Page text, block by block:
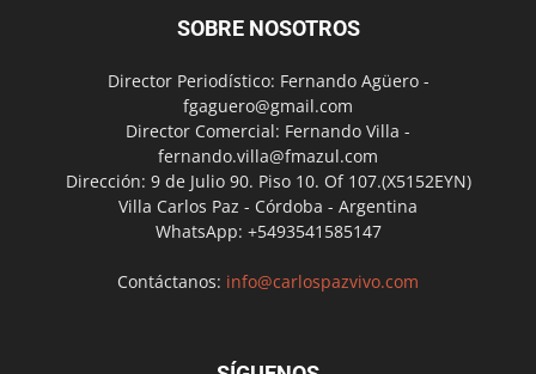
SOBRE NOSOTROS
Director Periodístico: Fernando Agüero -
fgaguero@gmail.com
Director Comercial: Fernando Villa -
fernando.villa@fmazul.com
Dirección: 9 de Julio 90. Piso 10. Of 107.(X5152EYN)
Villa Carlos Paz - Córdoba - Argentina
WhatsApp: +5493541585147
Contáctanos: info@carlospazvivo.com